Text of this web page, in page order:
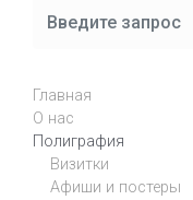
Главная
О нас
Полиграфия
Визитки
Афиши и постеры